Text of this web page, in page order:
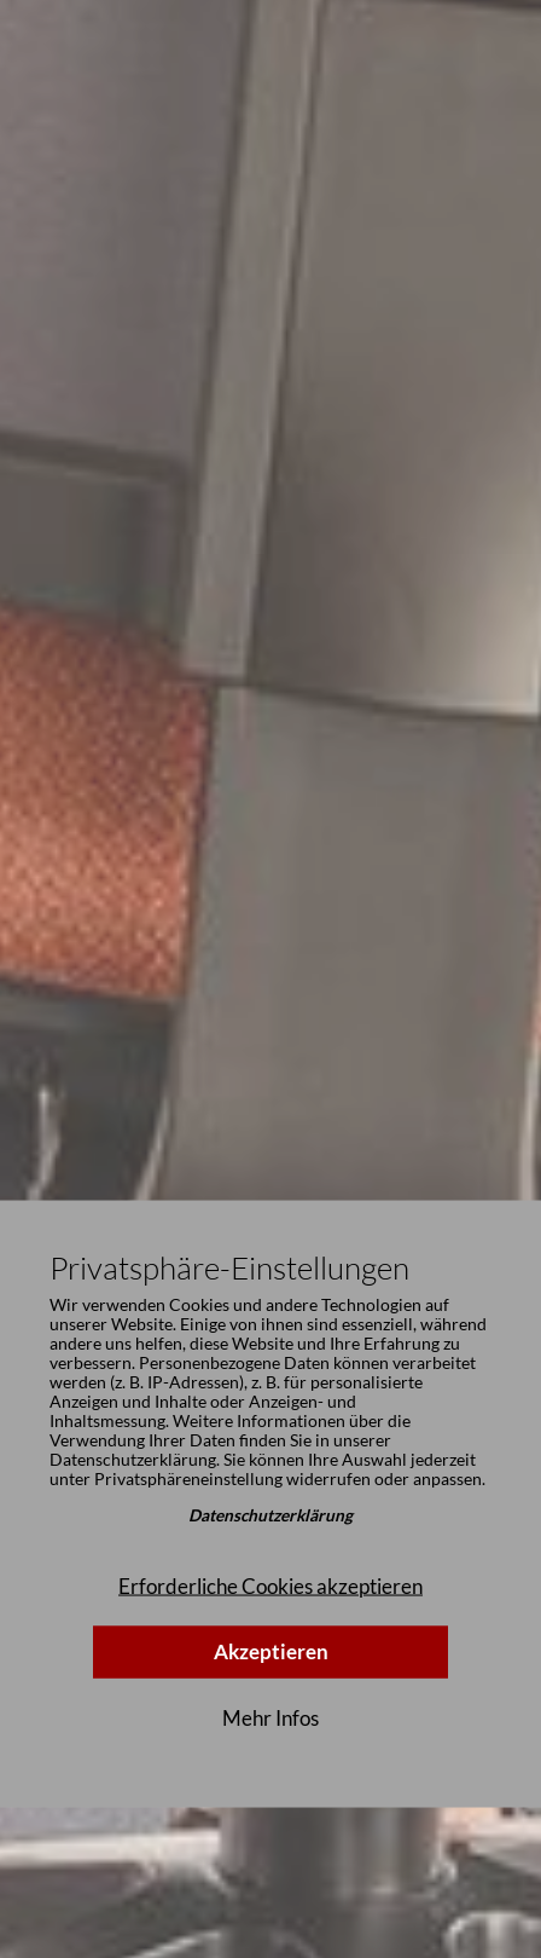
Privatsphäre-Einstellungen
Wir verwenden Cookies und andere Technologien auf
unserer Website. Einige von ihnen sind essenziell, während
andere uns helfen, diese Website und Ihre Erfahrung zu
verbessern. Personenbezogene Daten können verarbeitet
werden (z. B. IP-Adressen), z. B. für personalisierte
Anzeigen und Inhalte oder Anzeigen- und
Inhaltsmessung. Weitere Informationen über die
Verwendung Ihrer Daten finden Sie in unserer
Datenschutzerklärung. Sie können Ihre Auswahl jederzeit
unter Privatsphäreneinstellungwiderrufen oder anpassen.
Datenschutzerklärung
Erforderliche Cookies akzeptieren
Akzeptieren
Mehr Infos